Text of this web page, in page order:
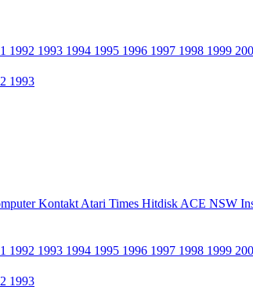
1992 1993 1994 1995 1996 1997 1998 1999
1993
Kontakt Atari Times Hitdisk ACE NSW
1992 1993 1994 1995 1996 1997 1998 1999
1993